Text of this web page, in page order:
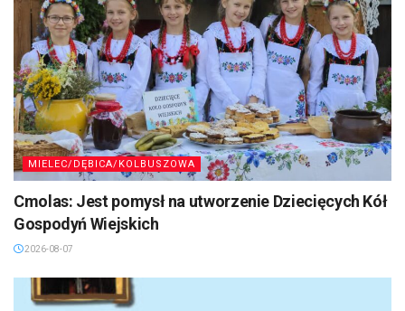
MIELEC/DĘBICA/KOLBUSZOWA
Cmolas: Jest pomysł na utworzenie Dziecięcych Kół
Gospodyń Wiejskich
2026-08-07